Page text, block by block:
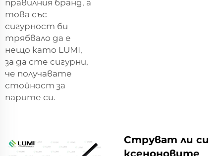
правилния бранд, а
това със
сигурност би
трябвало да е
нещо като LUMI,
за да сте сигурни,
че получавате
стойност за
парите си.
Струват ли си
ксеноновите